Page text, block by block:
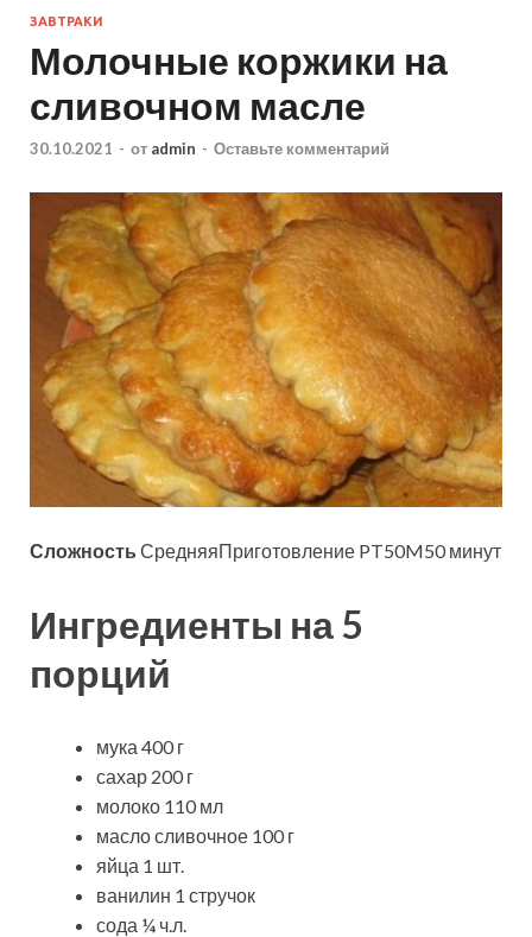
ЗАВТРАКИ
Молочные коржики на
сливочном масле
30.10.2021 - от admin - Оставьте комментарий
Сложность СредняяПриготовление PT50M50 минут
Ингредиенты на 5
порций
мука 400 г
сахар 200 г
молоко 110 мл
масло сливочное 100 г
яйца 1 шт.
ванилин 1 стручок
сода ¼ ч.л.